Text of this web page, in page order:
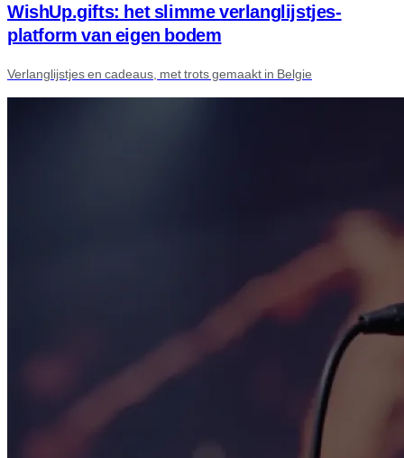
WishUp.gifts: het slimme verlanglijstjes-
platform van eigen bodem
Verlanglijstjes en cadeaus, met trots gemaakt in Belgie